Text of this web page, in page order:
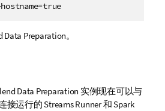
Data Preparation。
Data Preparation 实例现在可以与
接运行的Streams Runner和Spark